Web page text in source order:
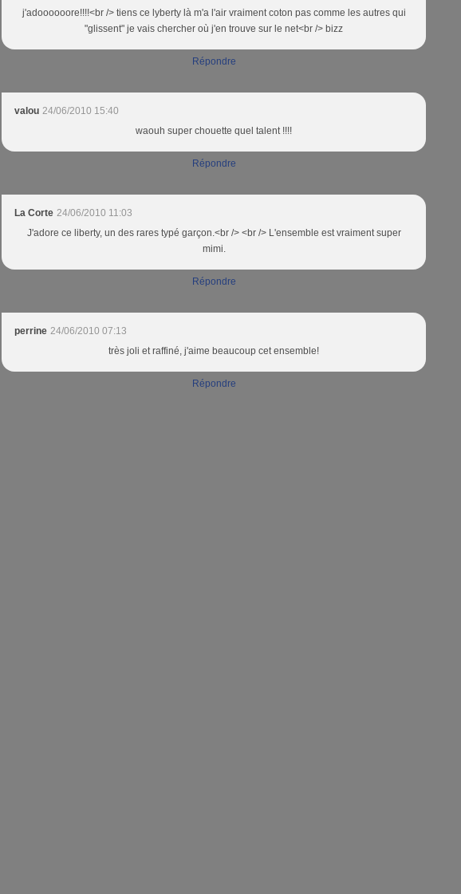
j'adoooooore!!!!<br /> tiens ce lyberty là m'a l'air vraiment coton pas comme les autres qui
"glissent" je vais chercher où j'en trouve sur le net<br /> bizz
Répondre
valou 24/06/2010 15:40
waouh super chouette quel talent !!!!
Répondre
La Corte 24/06/2010 11:03
J'adore ce liberty, un des rares typé garçon.<br /> <br /> L'ensemble est vraiment super
mimi.
Répondre
perrine 24/06/2010 07:13
très joli et raffiné, j'aime beaucoup cet ensemble!
Répondre